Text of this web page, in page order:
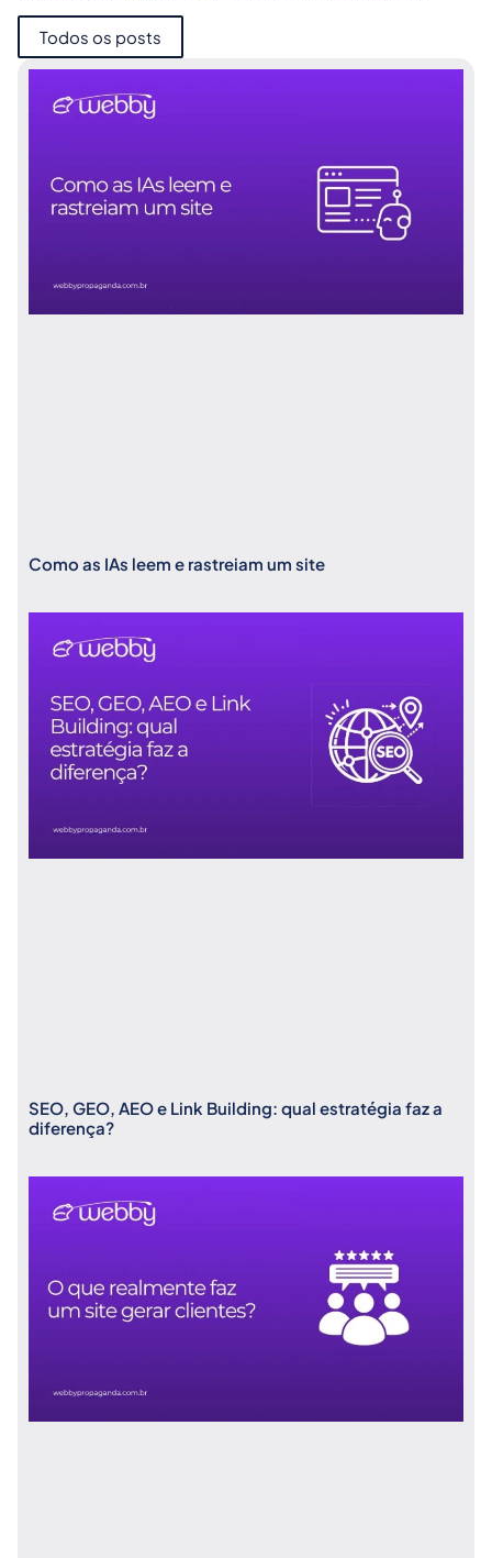
Todos os posts
Como as IAs leem e rastreiam um site
SEO, GEO, AEO e Link Building: qual estratégia faz a
diferença?